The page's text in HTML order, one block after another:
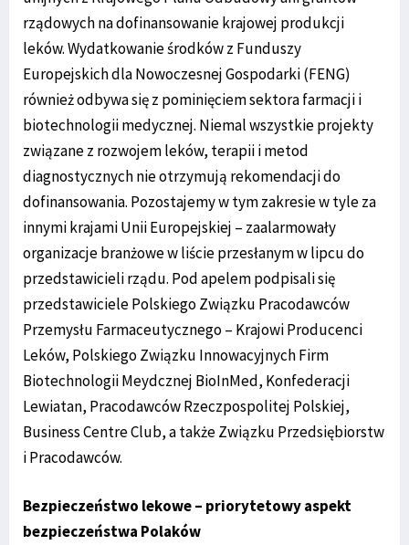
rządowych na dofinansowanie krajowej produkcji
leków. Wydatkowanie środków z Funduszy
Europejskich dla Nowoczesnej Gospodarki (FENG)
również odbywa się z pominięciem sektora farmacji i
biotechnologii medycznej. Niemal wszystkie projekty
związane z rozwojem leków, terapii i metod
diagnostycznych nie otrzymują rekomendacji do
dofinansowania. Pozostajemy w tym zakresie w tyle za
innymi krajami Unii Europejskiej – zaalarmowały
organizacje branżowe w liście przesłanym w lipcu do
przedstawicieli rządu. Pod apelem podpisali się
przedstawiciele Polskiego Związku Pracodawców
Przemysłu Farmaceutycznego – Krajowi Producenci
Leków, Polskiego Związku Innowacyjnych Firm
Biotechnologii Meydcznej BioInMed, Konfederacji
Lewiatan, Pracodawców Rzeczpospolitej Polskiej,
Business Centre Club, a także Związku Przedsiębiorstw
i Pracodawców.
Bezpieczeństwo lekowe – priorytetowy aspekt
bezpieczeństwa Polaków